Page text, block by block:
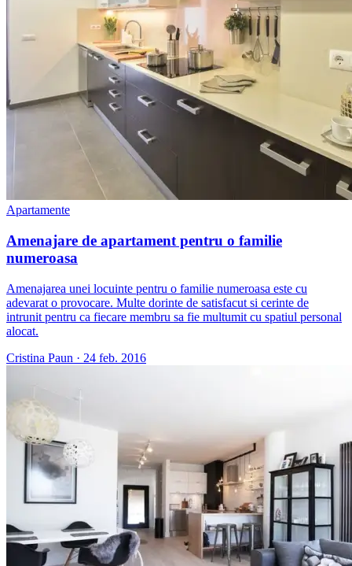
Apartamente
Amenajare de apartament pentru o familie
numeroasa
Amenajarea unei locuinte pentru o familie numeroasa este cu
adevarat o provocare. Multe dorinte de satisfacut si cerinte de
intrunit pentru ca fiecare membru sa fie multumit cu spatiul personal
alocat.
Cristina Paun · 24 feb. 2016